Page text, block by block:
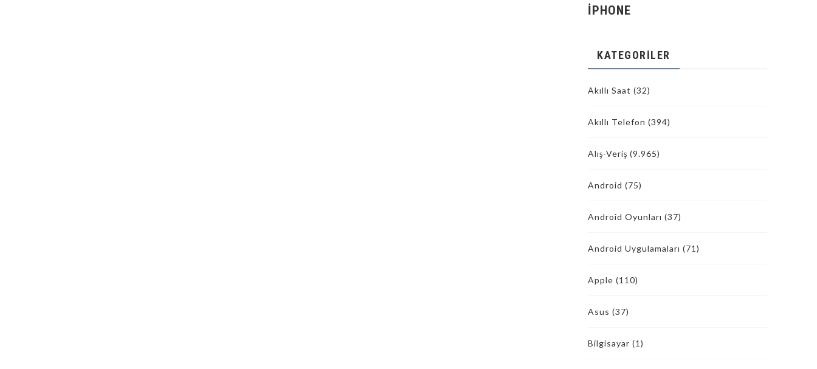
İPHONE
KATEGORILER
Akıllı Saat (32)
Akıllı Telefon (394)
Alış-Veriş (9.965)
Android (75)
Android Oyunları (37)
Android Uygulamaları (71)
Apple (110)
Asus (37)
Bilgisayar (1)